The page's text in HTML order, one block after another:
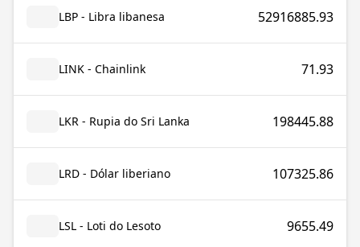
LBP - Libra libanesa 52916885.93
LINK - Chainlink 71.93
LKR - Rupia do Sri Lanka 198445.88
LRD - Dólar liberiano 107325.86
LSL - Loti do Lesoto 9655.49